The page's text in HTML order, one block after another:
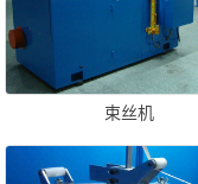
束丝机